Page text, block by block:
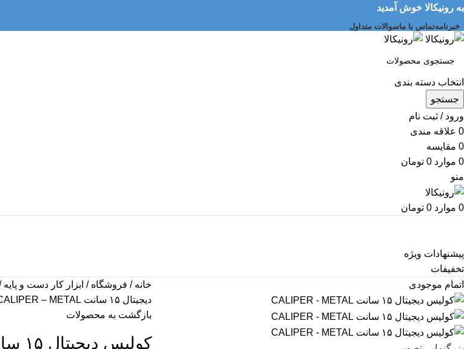
به رونیکالا خوش آمدید
خبرنامهتماس با ماسوالات متداول
انتخاب دسته بندی
جستجو
ورود / ثبت نام
0 علاقه مندی
0 مقایسه
0 موارد 0 تومان
منو
0 موارد 0 تومان
پیشنهادات ویژه
تخفیفات
اتمام موجودی
خانه فروشگاه ابزار کار دست و پایه
ديجيتال ۱۵ سانت CALIPER – METAL
بازگشت به محصولات